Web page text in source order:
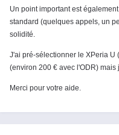
Un point important est
standard (quelques appels, un
solidité.
J'ai pré-sélectionner le XPeria U
(environ 200 € avec l'ODR)
Merci pour votre aide.